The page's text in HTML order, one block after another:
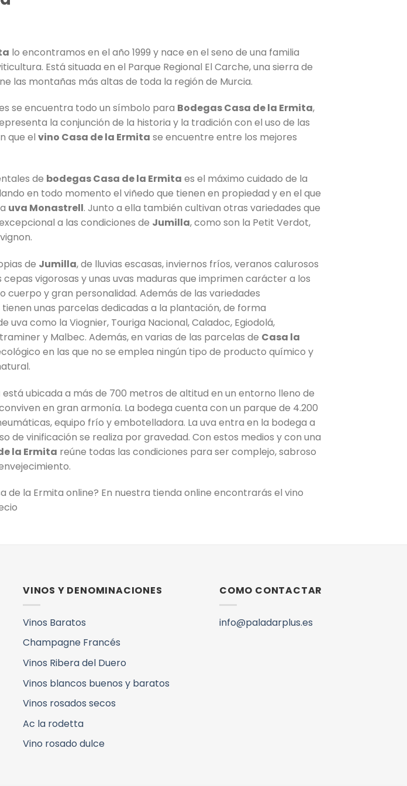
lo encontramos en el año 1999 y nace en el seno de una familia
Está situada en el Parque Regional El Carche, una sierra de
las montañas más altas de toda la región de Murcia.
se encuentra todo un símbolo para Bodegas Casa de la Ermita,
la conjunción de la historia y la tradición con el uso de las
que el vino Casa de la Ermita se encuentre entre los mejores
de bodegas Casa de la Ermita es el máximo cuidado de la
en todo momento el viñedo que tienen en propiedad y en el que
uva Monastrell. Junto a ella también cultivan otras variedades que
a las condiciones de Jumilla, como son la Petit Verdot,
de Jumilla, de lluvias escasas, inviernos fríos, veranos calurosos
cepas vigorosas y unas uvas maduras que imprimen carácter a los
cuerpo y gran personalidad. Además de las variedades
unas parcelas dedicadas a la plantación, de forma
uva como la Viognier, Touriga Nacional, Caladoc, Egiodolá,
y Malbec. Además, en varias de las parcelas de Casa la
en las que no se emplea ningún tipo de producto químico y
está ubicada a más de 700 metros de altitud en un entorno lleno de
en gran armonía. La bodega cuenta con un parque de 4.200
equipo frío y embotelladora. La uva entra en la bodega a
de vinificación se realiza por gravedad. Con estos medios y con una
la Ermita reúne todas las condiciones para ser complejo, sabroso
de la Ermita online? En nuestra tienda online encontrarás el vino
VINOS Y DENOMINACIONES
Vinos Baratos
Champagne Francés
Vinos Ribera del Duero
Vinos blancos buenos y baratos
Vinos rosados secos
Ac la rodetta
Vino rosado dulce
COMO CONTACTAR
info@paladarplus.es